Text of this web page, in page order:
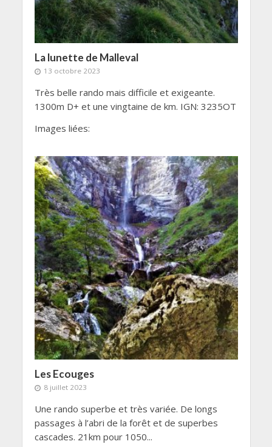
La lunette de Malleval
13 octobre 2023
Très belle rando mais difficile et exigeante.
1300m D+ et une vingtaine de km. IGN: 3235OT
Images liées:
Les Ecouges
8 juillet 2023
Une rando superbe et très variée. De longs
passages à l’abri de la forêt et de superbes
cascades. 21km pour 1050...